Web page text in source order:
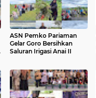
ASN Pemko Pariaman
Gelar Goro Bersihkan
Saluran Irigasi Anai II